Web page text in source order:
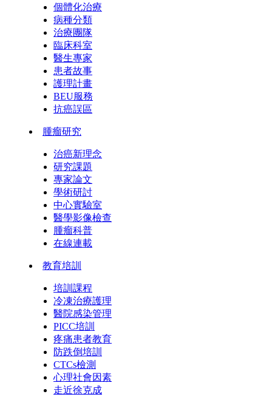
個體化治療
病種分類
治療團隊
臨床科室
醫生專家
患者故事
護理計畫
BEU服務
抗癌誤區
腫瘤研究
治癌新理念
研究課題
專家論文
學術研討
中心實驗室
醫學影像檢查
腫瘤科普
在線連載
教育培訓
培訓課程
冷凍治療護理
醫院感染管理
PICC培訓
疼痛患者教育
防跌倒培訓
CTCs檢測
心理社會因素
走近徐克成